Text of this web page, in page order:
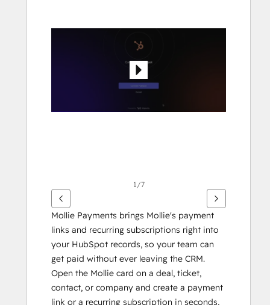
เพื่อ
1/7
Mollie Payments brings Mollie's payment
links and recurring subscriptions right into
your HubSpot records, so your team can
get paid without ever leaving the CRM.
Open the Mollie card on a deal, ticket,
contact, or company and create a payment
link or a recurring subscription in seconds,